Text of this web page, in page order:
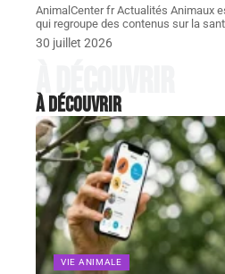
AnimalCenter fr Actualités Animaux
qui regroupe des contenus sur la
30 juillet 2026
À découvrir
À découvrir
VIE ANIMALE